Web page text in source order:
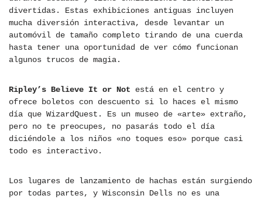
divertidas. Estas exhibiciones antiguas incluyen
mucha diversión interactiva, desde levantar un
automóvil de tamaño completo tirando de una cuerda
hasta tener una oportunidad de ver cómo funcionan
algunos trucos de magia.
Ripley’s Believe It or Not está en el centro y
ofrece boletos con descuento si lo haces el mismo
día que WizardQuest. Es un museo de «arte» extraño,
pero no te preocupes, no pasarás todo el día
diciéndole a los niños «no toques eso» porque casi
todo es interactivo.
Los lugares de lanzamiento de hachas están surgiendo
por todas partes, y Wisconsin Dells no es una